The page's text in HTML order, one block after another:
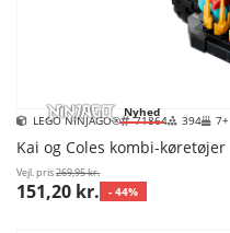
Nyhed
LEGO NINJAGO® 71864 394 7+
Kai og Coles kombi-køretøjer
Vejl. pris269,95 kr.
151,20 kr. - 44%